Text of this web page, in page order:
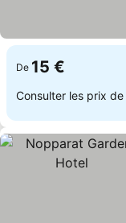
De 15 €
Consulter les prix de